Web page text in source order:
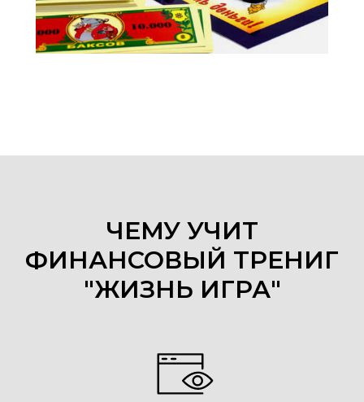
ЧЕМУ УЧИТ
ФИНАНСОВЫЙ ТРЕНИГ
"ЖИЗНЬ ИГРА"